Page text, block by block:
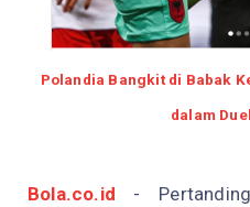
Polandia Bangkit di Babak
dalam
Bola.co.id -